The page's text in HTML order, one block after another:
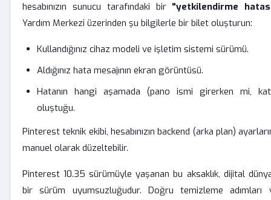
hesabınızın sunucu tarafındaki bir "yetkilendirme
Yardım Merkezi üzerinden şu bilgilerle bir bilet oluşturun:
Kullandığınız cihaz modeli ve işletim sistemi sürümü.
Aldığınız hata mesajının ekran görüntüsü.
Hatanın hangi aşamada (pano ismi girerken mi,
oluştuğu.
Pinterest teknik ekibi, hesabınızın backend (arka plan)
manuel olarak düzeltebilir.
Pinterest 10.35 sürümüyle yaşanan bu aksaklık, dijital
bir sürüm uyumsuzluğudur. Doğru temizleme